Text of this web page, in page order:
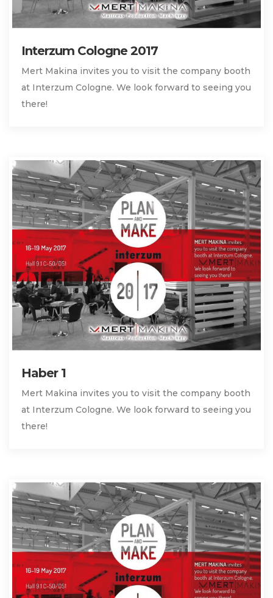
Interzum Cologne 2017
Mert Makina invites you to visit the company booth
at Interzum Cologne. We look forward to seeing you
there!
Haber 1
Mert Makina invites you to visit the company booth
at Interzum Cologne. We look forward to seeing you
there!